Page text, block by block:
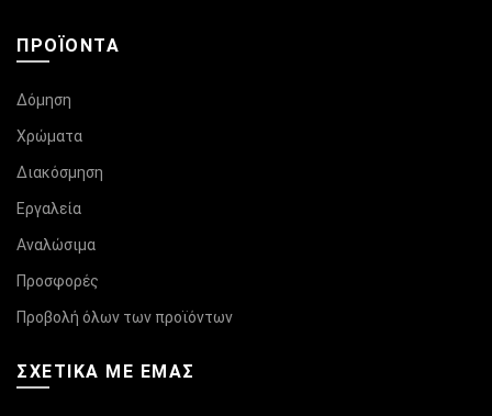
ΠΡΟΪΌΝΤΑ
Δόμηση
Χρώματα
Διακόσμηση
Εργαλεία
Αναλώσιμα
Προσφορές
Προβολή όλων των προϊόντων
ΣΧΕΤΙΚΆ ΜΕ ΕΜΑΣ